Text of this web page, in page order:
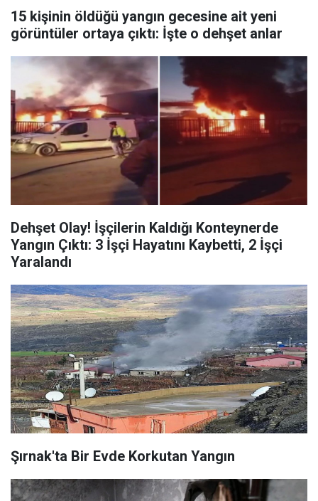
15 kişinin öldüğü yangın gecesine ait yeni
görüntüler ortaya çıktı: İşte o dehşet anlar
Dehşet Olay! İşçilerin Kaldığı Konteynerde
Yangın Çıktı: 3 İşçi Hayatını Kaybetti, 2 İşçi
Yaralandı
Şırnak'ta Bir Evde Korkutan Yangın